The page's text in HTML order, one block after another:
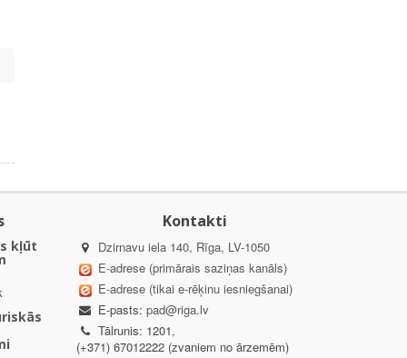
kļūt
Kontakti
Dzirnavu iela 140, Rīga, LV-1050
E-adrese (primārais saziņas kanāls)
E-adrese (tikai e-rēķinu iesniegšanai)
E-pasts: pad@riga.lv
Tālrunis: 1201,
(+371) 67012222 (zvaniem no ārzemēm)